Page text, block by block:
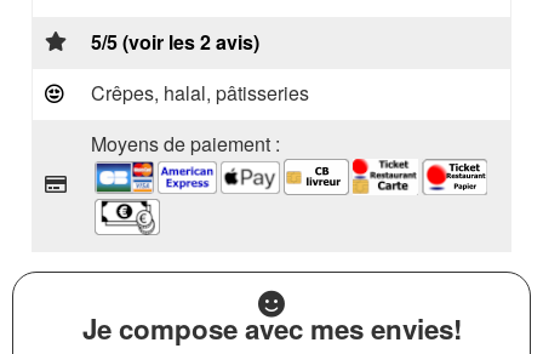
5/5 (voir les 2 avis)
Crêpes, halal, pâtisseries
Moyens de paiement :
Je compose avec mes envies!